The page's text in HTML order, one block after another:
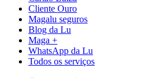
Cliente Ouro
Magalu seguros
Blog da Lu
Maga +
WhatsApp da Lu
Todos os serviços